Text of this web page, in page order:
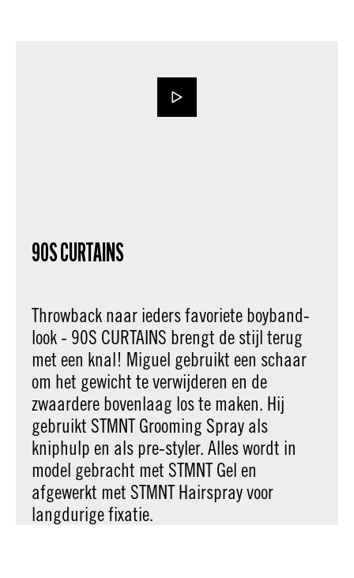
90S CURTAINS
Throwback naar ieders favoriete boyband-
look - 90S CURTAINS brengt de stijl terug
met een knal! Miguel gebruikt een schaar
om het gewicht te verwijderen en de
zwaardere bovenlaag los te maken. Hij
gebruikt STMNT Grooming Spray als
kniphulp en als pre-styler. Alles wordt in
model gebracht met STMNT Gel en
afgewerkt met STMNT Hairspray voor
langdurige fixatie.